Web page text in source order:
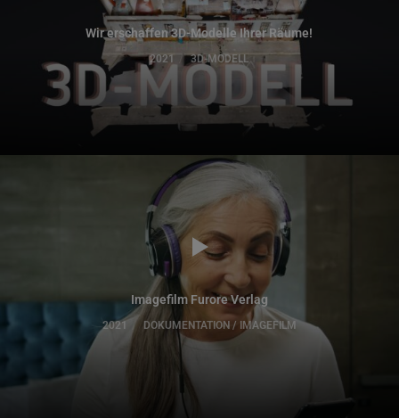
Wir erschaffen 3D-Modelle Ihrer Räume!
2021 3D-MODELL
Imagefilm Furore Verlag
2021 DOKUMENTATION / IMAGEFILM